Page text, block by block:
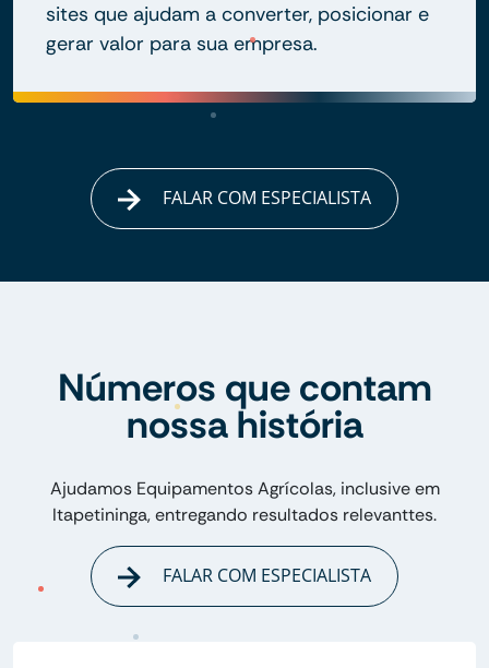
sites que ajudam a converter, posicionar e
gerar valor para sua empresa.
FALAR COM ESPECIALISTA
Números que contam
nossa história
Ajudamos Equipamentos Agrícolas, inclusive em
Itapetininga, entregando resultados relevanttes.
FALAR COM ESPECIALISTA